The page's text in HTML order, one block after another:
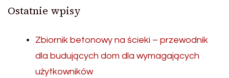
Ostatnie wpisy
Zbiornik betonowy na ścieki – przewodnik
dla budujących dom dla wymagających
użytkowników